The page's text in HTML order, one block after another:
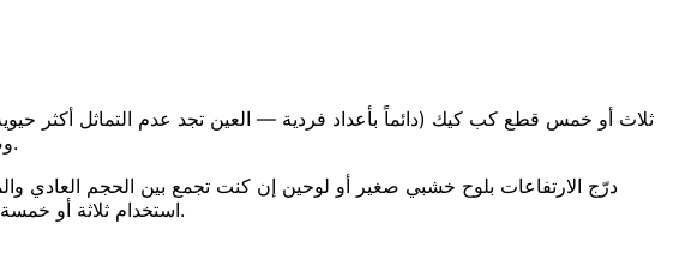
وصورة استفسار حفلات الأعراس، ومنشور تشكيلة الهدايا — الصورة التي يقع الزبائن في حبّها قبل أن يتذوّقوا فتاتاً واحداً.
استخدام ثلاثة أو خمسة أو سبعة من أي شيء — تُنشئ توازناً بصرياً لا تستطيع الأعداد الزوجية مجاراته. إنها قاعدة تكوين حقيقية، ليست خرافة.